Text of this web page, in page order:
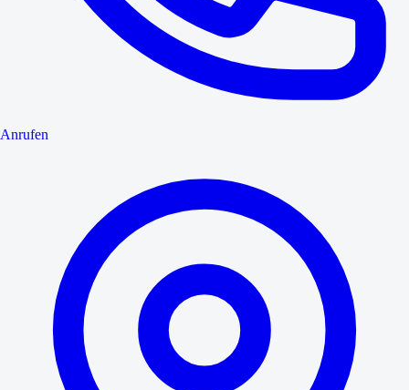
Anrufen